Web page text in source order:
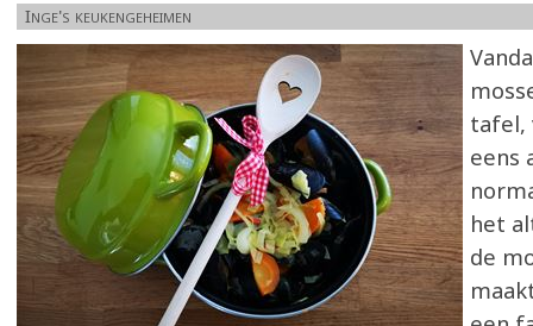
Inge's keukengeheimen
tafel,
eens
het
de